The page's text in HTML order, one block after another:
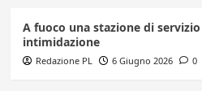
A fuoco una stazione di servizio
intimidazione
Redazione PL 6 Giugno 2026 0